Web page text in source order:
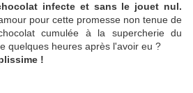
infecte et sans le jouet nul.
pour cette promesse non tenue de
cumulée à la supercherie du
quelques heures après l'avoir eu ?
!